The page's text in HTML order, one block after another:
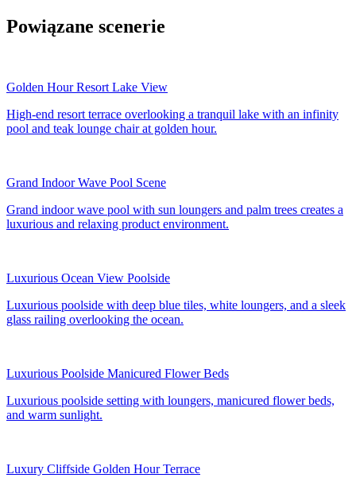
Powiązane scenerie
Golden Hour Resort Lake View
High-end resort terrace overlooking a tranquil lake with an infinity
pool and teak lounge chair at golden hour.
Grand Indoor Wave Pool Scene
Grand indoor wave pool with sun loungers and palm trees creates a
luxurious and relaxing product environment.
Luxurious Ocean View Poolside
Luxurious poolside with deep blue tiles, white loungers, and a sleek
glass railing overlooking the ocean.
Luxurious Poolside Manicured Flower Beds
Luxurious poolside setting with loungers, manicured flower beds,
and warm sunlight.
Luxury Cliffside Golden Hour Terrace